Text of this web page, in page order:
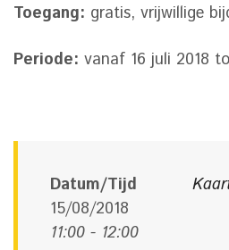
Toegang: gratis, vrijwillige
Periode: vanaf 16 juli 2018
Datum/Tijd
15/08/2018
11:00 - 12:00